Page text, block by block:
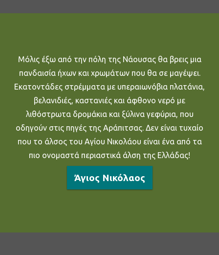
Μόλις έξω από την πόλη της Νάουσας θα βρεις μια
πανδαισία ήχων και χρωμάτων που θα σε μαγέψει.
Εκατοντάδες στρέμματα με υπεραιωνόβια πλατάνια,
βελανιδιές, καστανιές και άφθονο νερό με
λιθόστρωτα δρομάκια και ξύλινα γεφύρια, που
οδηγούν στις πηγές της Αράπιτσας. Δεν είναι τυχαίο
που το άλσος του Αγίου Νικολάου είναι ένα από τα
πιο ονομαστά περιαστικά άλση της Ελλάδας!
Άγιος Νικόλαος